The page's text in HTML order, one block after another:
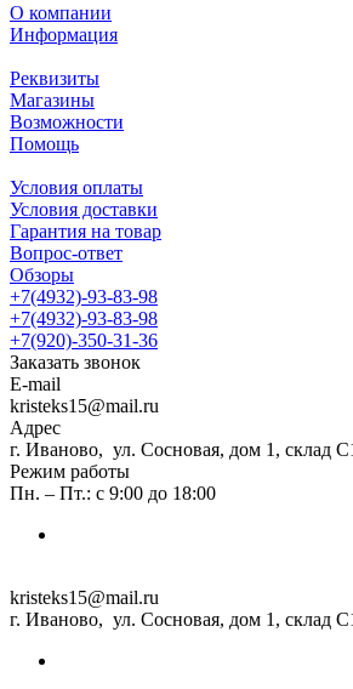
О компании
Информация
Реквизиты
Магазины
Возможности
Помощь
Условия оплаты
Условия доставки
Гарантия на товар
Вопрос-ответ
Обзоры
+7(4932)-93-83-98
+7(4932)-93-83-98
+7(920)-350-31-36
Заказать звонок
E-mail
kristeks15@mail.ru
Адрес
г. Иваново, ул. Сосновая, дом 1, склад
Режим работы
Пн. – Пт.: с 9:00 до 18:00
kristeks15@mail.ru
г. Иваново, ул. Сосновая, дом 1, склад